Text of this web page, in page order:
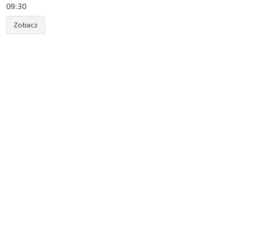
09:30
Zobacz